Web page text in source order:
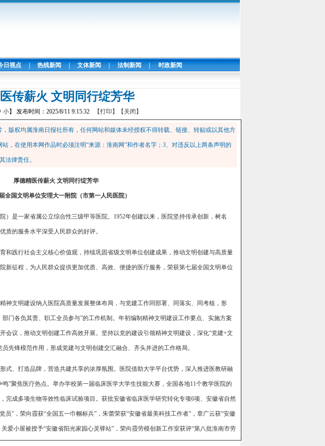
日视点 | 热线新闻 | 文体新闻 | 法制新闻 | 时政新闻
传薪火 文明同行绽芳华
小】 发布时间：2025/8/11 9:15:32 【打印】 【关闭】
版权均属淮南日报社所有，任何网站和媒体未经授权不得转载、链接、转贴或以其他方
，在使用本网作品时必须注明“来源：淮南网”和作者名字；3、对违反以上两条声明的
法律责任。
厚德精医传薪火 文明同行绽芳华
国文明单位安理大一附院（市第一人民医院）
）是一家省属公立综合性三级甲等医院。1952年创建以来，医院坚持传承创新，树名
质的服务水平深受人民群众的好评。
和践行社会主义核心价值观，持续巩固省级文明单位创建成果，推动文明创建与高质量
新征程，为人民群众提供更加优质、高效、便捷的医疗服务，荣获第七届全国文明单位
神文明建设纳入医院高质量发展整体布局，与党建工作同部署、同落实、同考核，形
门各负其责、职工全员参与”的工作机制。年初编制精神文明建设工作要点、实施方案
会议，推动文明创建工作高效开展。坚持以党的建设引领精神文明建设，深化“党建+文
先锋模范作用，形成党建与文明创建交汇融合、齐头并进的工作格局。
式、打造品牌，营造共建共享的浓厚氛围。医院借助大学平台优势，深入推进医教研融
”聚焦医疗热点。举办学校第一届临床医学大学生技能大赛，全国各地11个教学医院的
完成多项生物等效性临床试验项目。获批安徽省临床医学研究转化专项6项、安徽省自然
”，荣向霞获“全国五一巾帼标兵”，朱蕾荣获“安徽省最美科技工作者”，章广云获“安徽
爱小屋被授予“安徽省阳光家园心灵驿站”，荣向霞劳模创新工作室获评“第八批淮南市劳